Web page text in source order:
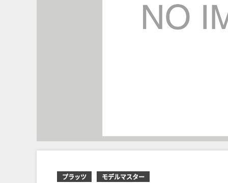
プラッツ モデルマスター